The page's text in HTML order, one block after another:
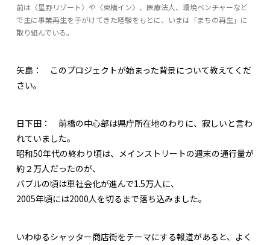
前は〈星野リゾート〉や〈東横イン〉、医療法人、環境ベンチャーなど
で主に事業再生を手がけてきた経験をもとに、いまは「まちの再生」に
取り組んでいる。
矢島： このプロジェクトが始まった背景について教えてくだ
さい。
日下田： 前橋の中心部は県庁所在地のわりに、寂しいと言わ
れていました。
昭和50年代の終わり頃は、メインストリートの週末の通行量が
約２万人だったのが、
バブルの頃は車社会化が進んで1.5万人に、
2005年頃には2000人を切るまで落ち込みました。
いわゆるシャッター商店街をテーマにする報道があると、よく